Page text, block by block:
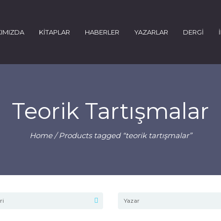
KİTAPLAR HABERLER YAZARLAR DERGİ
Teorik Tartışmalar
Home/ Products tagged “teorik tartışmalar”